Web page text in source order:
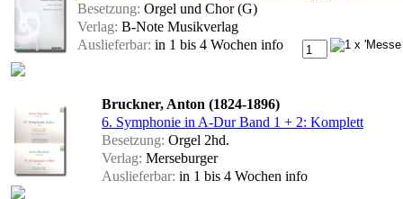
Besetzung: Orgel und Chor (G)
Verlag: B-Note Musikverlag
Auslieferbar: in 1 bis 4 Wochen info
Bruckner, Anton (1824-1896)
6. Symphonie in A-Dur Band 1 + 2: Komplett
Besetzung: Orgel 2hd.
Verlag: Merseburger
Auslieferbar: in 1 bis 4 Wochen info